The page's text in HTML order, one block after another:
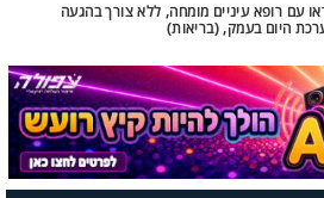
עם רופא עיניים מומחה, ללא צורך בהגעה
היום בעמק, (בריאות)